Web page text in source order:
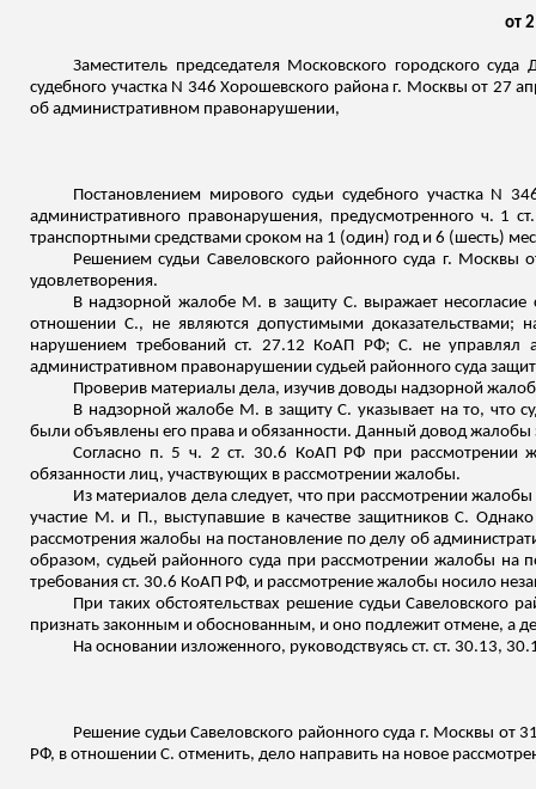
от
Заместитель председателя Московского городского
судебного участка N 346 Хорошевского района г. Москвы от 27
об административном правонарушении,
Постановлением мирового судьи судебного участка
административного правонарушения, предусмотренного ч. 1
транспортными средствами сроком на 1 (один) год и 6 (шесть)
Решением судьи Савеловского районного суда г.
удовлетворения.
В надзорной жалобе М. в защиту С. выражает несогласие
отношении С., не являются допустимыми доказательствами;
нарушением требований ст. 27.12 КоАП РФ; С. не управлял
административном правонарушении судьей районного суда
Проверив материалы дела, изучив доводы надзорной
В надзорной жалобе М. в защиту С. указывает на то, что
были объявлены его права и обязанности. Данный довод жалобы
Согласно п. 5 ч. 2 ст. 30.6 КоАП РФ при рассмотрении
обязанности лиц, участвующих в рассмотрении жалобы.
Из материалов дела следует, что при рассмотрении
участие М. и П., выступавшие в качестве защитниковС. Однако
рассмотрения жалобы на постановление по делу об
образом, судьей районного суда при рассмотрении жалобы
требования ст. 30.6 КоАП РФ, и рассмотрение жалобы носило
При таких обстоятельствах решение судьи
признать законным и обоснованным, и оно подлежит отмене, а
На основании изложенного, руководствуясь ст. ст. 30.13,
Решение судьи Савеловского районного суда г. Москвы
РФ, в отношении С. отменить, дело направить на новое